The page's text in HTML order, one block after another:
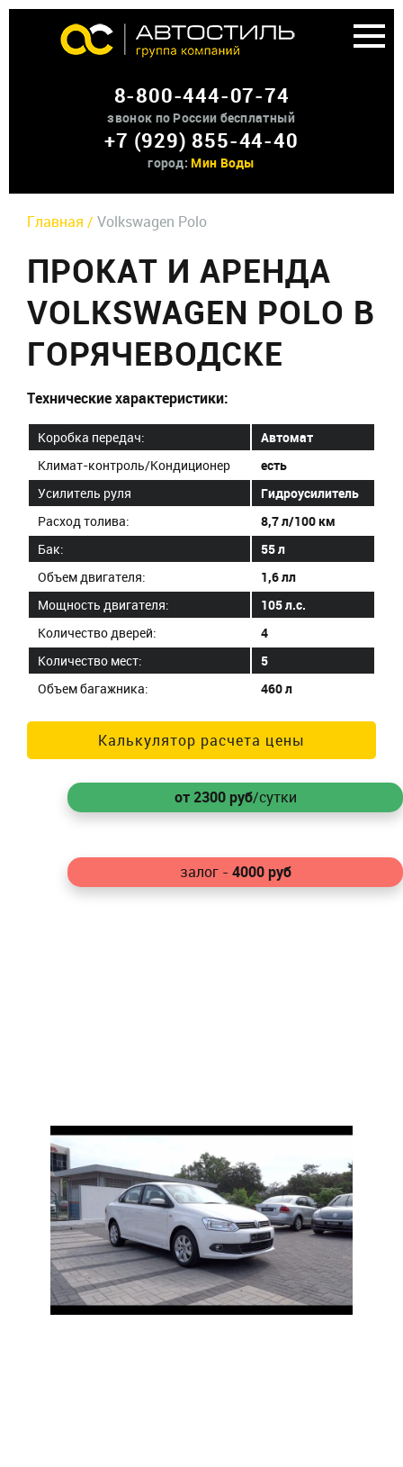
Аренда доп оборудования
О нас
Контакты
8-800-444-07-74
звонок по России бесплатный
+7 (929) 855-44-40
город: Мин Воды
Главная / Volkswagen Polo
ПРОКАТ И АРЕНДА
VOLKSWAGEN POLO В
ГОРЯЧЕВОДСКЕ
Технические характеристики:
Коробка передач:
Автомат
Климат-контроль/Кондиционер
есть
Усилитель руля
Гидроусилитель
Расход толива:
8,7 л/100 км
Бак:
55 л
Объем двигателя:
1,6 лл
Мощность двигателя:
105 л.с.
Количество дверей:
4
Количество мест:
5
Объем багажника:
460 л
Калькулятор расчета цены
от 2300руб/сутки
залог - 4000руб